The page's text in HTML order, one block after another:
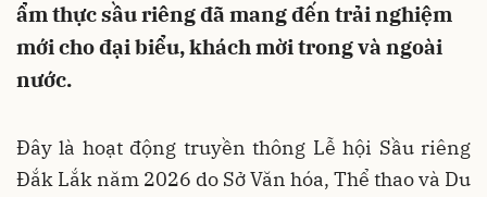
ẩm thực sầu riêng đã mang đến trải nghiệm
mới cho đại biểu, khách mời trong và ngoài
nước.
Đây là hoạt động truyền thông Lễ hội Sầu riêng
Đắk Lắk năm 2026 do Sở Văn hóa, Thể thao và Du